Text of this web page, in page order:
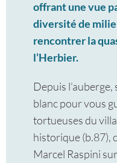
offrant une vue
diversité de
rencontrer la
l’Herbier.
Depuis
blanc pour vous
tortueuses du
historique (b.87),
Marcel Raspini